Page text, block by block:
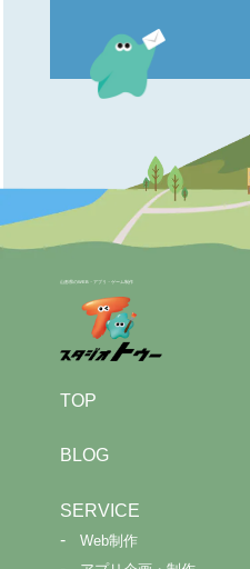
山形県のWEB・アプリ・ゲーム制作
TOP
BLOG
SERVICE
Web制作